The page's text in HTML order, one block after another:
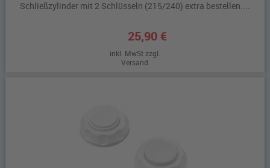
Schließzylinder mit 2 Schlüsseln (215/240) extra bestellen....
25,90 €
inkl. MwSt zzgl.
Versand